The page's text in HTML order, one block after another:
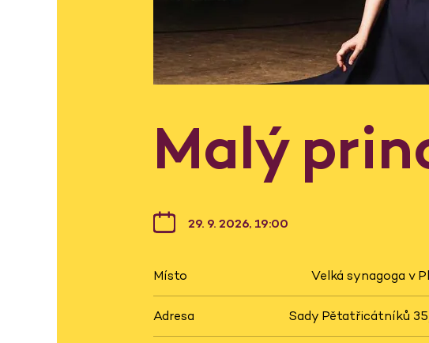
Malý
29. 9. 2026, 19:00
Místo Velká synagoga v
Adresa Sady Pětatřicátníků